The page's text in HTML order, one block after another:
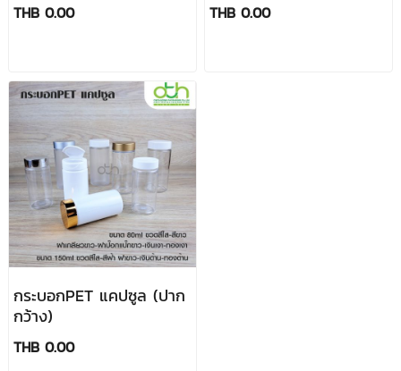
THB 0.00 THB 0.00
กระบอกPET แคปซูล (ปาก
กว้าง)
THB 0.00